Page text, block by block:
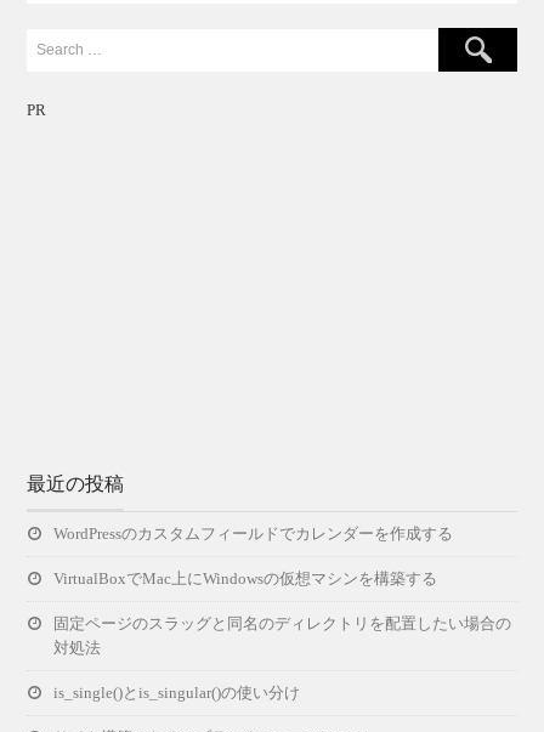
PR
最近の投稿
WordPressのカスタムフィールドでカレンダーを作成する
VirtualBoxでMac上にWindowsの仮想マシンを構築する
固定ページのスラッグと同名のディレクトリを配置したい場合の
対処法
is_single()とis_singular()の使い分け